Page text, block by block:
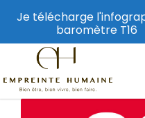
Je télécharge
baromètre T16